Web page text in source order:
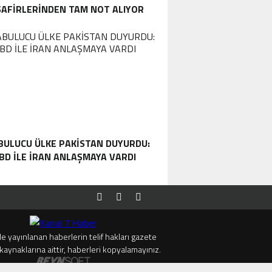
TAM NOT ALIYOR
ÜLKE PAKISTAN DUYURDU:
ILE İRAN ANLAŞMAYA VARDI
yayınlanan haberlerin telif hakları gazete
aittir, haberleri kopyalamayınız.
İDA BUTIK HOTEL MISAFIRLERINDEN TAM NOT ALIYOR